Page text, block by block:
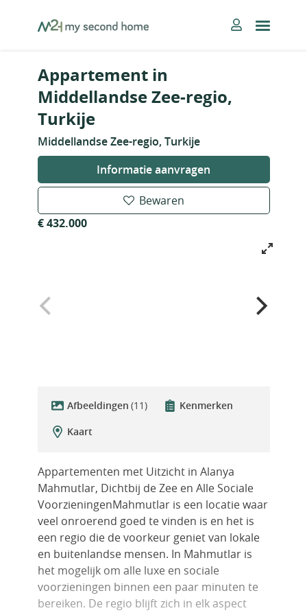
MySecondHome
Appartement in
Middellandse Zee-regio,
Turkije
Middellandse Zee-regio, Turkije
Informatie aanvragen
Bewaren
€ 432.000
Afbeeldingen (11)
Kenmerken
Kaart
Appartementen met Uitzicht in Alanya
Mahmutlar, Dichtbij de Zee en Alle Sociale
VoorzieningenMahmutlar is een locatie waar
veel onroerend goed te vinden is en het is
een regio die de voorkeur geniet van lokale
en buitenlandse mensen. In Mahmutlar is
het mogelijk om alle luxe en sociale
voorzieningen binnen een paar minuten te
bereiken. De regio blijft zich in elk aspect